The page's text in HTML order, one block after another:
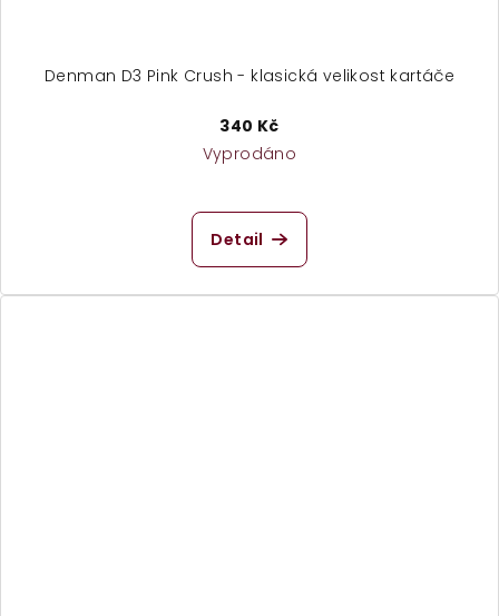
Denman D3 Pink Crush - klasická velikost kartáče
340 Kč
Vyprodáno
Detail